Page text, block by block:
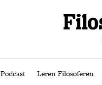
Podcast Leren Filosoferen
Evenementen Podcast